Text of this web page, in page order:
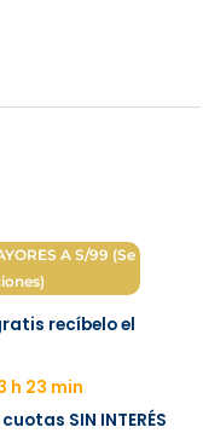
A S/99 (Se
recíbelo el
h 23 min
cuotas SIN INTERÉS